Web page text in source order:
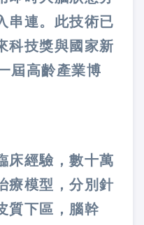
串連。此技術已
科技獎與國家新
屆高齡產業博
床經驗，數十萬
療模型，分別針
質下區，腦幹